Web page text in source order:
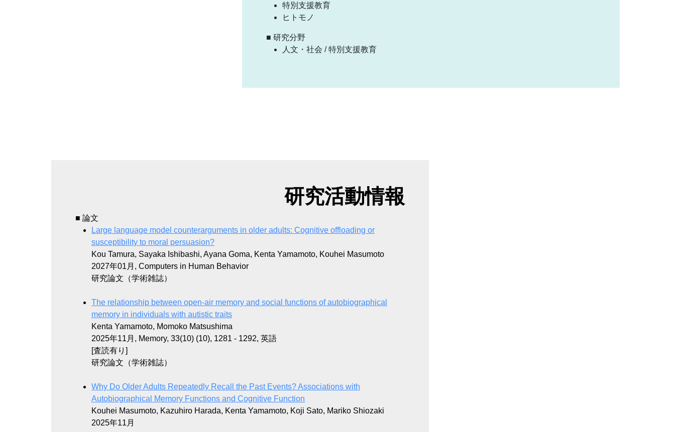
特別支援教育
ヒトモノ
■ 研究分野
人文・社会 / 特別支援教育
研究活動情報
■ 論文
Large language model counterarguments in older adults: Cognitive offloading or
susceptibility to moral persuasion?
Kou Tamura, Sayaka Ishibashi, Ayana Goma, Kenta Yamamoto, Kouhei Masumoto
2027年01月, Computers in Human Behavior
研究論文（学術雑誌）
The relationship between open-air memory and social functions of autobiographical
memory in individuals with autistic traits
Kenta Yamamoto, Momoko Matsushima
2025年11月, Memory, 33(10) (10), 1281 - 1292, 英語
[査読有り]
研究論文（学術雑誌）
Why Do Older Adults Repeatedly Recall the Past Events? Associations with
Autobiographical Memory Functions and Cognitive Function
Kouhei Masumoto, Kazuhiro Harada, Kenta Yamamoto, Koji Sato, Mariko Shiozaki
2025年11月